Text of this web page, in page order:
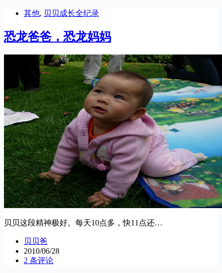
其他, 贝贝成长全纪录
恐龙爸爸，恐龙妈妈
贝贝这段精神极好。每天10点多，快11点还…
贝贝爸
2010/06/28
2 条评论